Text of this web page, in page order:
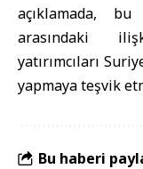
açıklamada,
arasındaki
yatırımcıları
yapmaya teşvik
Bu haberi